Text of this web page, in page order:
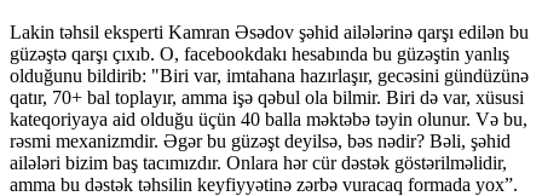
Lakin təhsil eksperti Kamran Əsədov şəhid ailələrinə qarşı edilən bu
güzəştə qarşı çıxıb. O, facebookdakı hesabında bu güzəştin yanlış
olduğunu bildirib: "Biri var, imtahana hazırlaşır, gecəsini gündüzünə
qatır, 70+ bal toplayır, amma işə qəbul ola bilmir. Biri də var, xüsusi
kateqoriyaya aid olduğu üçün 40 balla məktəbə təyin olunur. Və bu,
rəsmi mexanizmdir. Əgər bu güzəşt deyilsə, bəs nədir? Bəli, şəhid
ailələri bizim baş tacımızdır. Onlara hər cür dəstək göstərilməlidir,
amma bu dəstək təhsilin keyfiyyətinə zərbə vuracaq formada yox”.